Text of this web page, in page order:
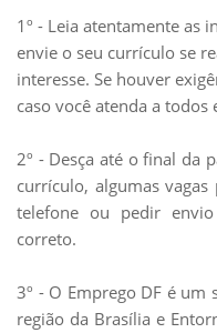
1º - Leia atentamente as
envie o seu currículo se
interesse. Se houver
caso você atenda a todos
2º - Desça até o final da
currículo, algumas
telefone ou pedir
correto.
3º - O Emprego DF é
região da Brasília e